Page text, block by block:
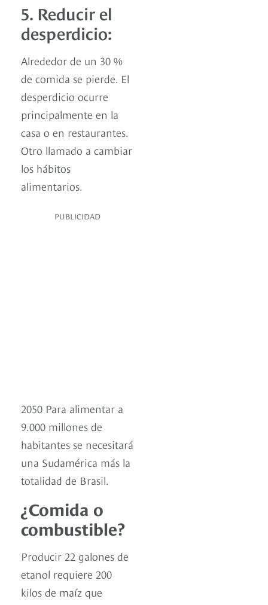
5. Reducir el
desperdicio:
Alrededor de un 30 %
de comida se pierde. El
desperdicio ocurre
principalmente en la
casa o en restaurantes.
Otro llamado a cambiar
los hábitos
alimentarios.
PUBLICIDAD
2050 Para alimentar a
9.000 millones de
habitantes se necesitará
una Sudamérica más la
totalidad de Brasil.
¿Comida o
combustible?
Producir 22 galones de
etanol requiere 200
kilos de maíz que